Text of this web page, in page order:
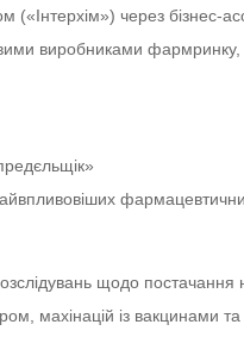
через бізнес-
виробниками
щодо постачання
махінацій із вакцинами